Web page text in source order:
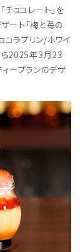
チョコレート」を
ート「梅と苺の
コラプリン/ホワイ
ら2025年3月23
ープランのデザ